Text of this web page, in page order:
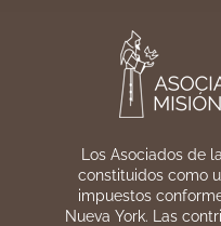
Los Asociados de
constituidos como
impuestos
Nueva York. Las